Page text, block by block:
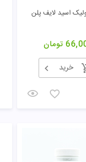
اسید لایف پلن
تومان
خرید